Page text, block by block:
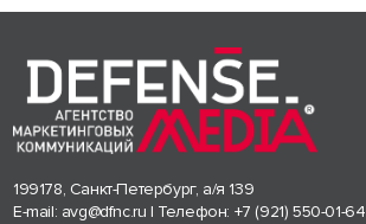
199178, Санкт-Петербург, а/я 139
E-mail: avg@dfnc.ru | Телефон: +7 (921) 550-01-64